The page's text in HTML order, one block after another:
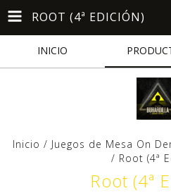
ROOT (4ª EDICIÓN)
INICIO
Inicio / Juegos de Mesa On
/ Root (4ª
Root (4ª